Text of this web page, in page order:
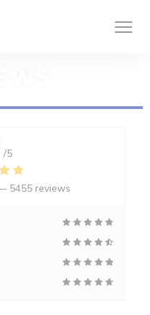
/5
5455 reviews